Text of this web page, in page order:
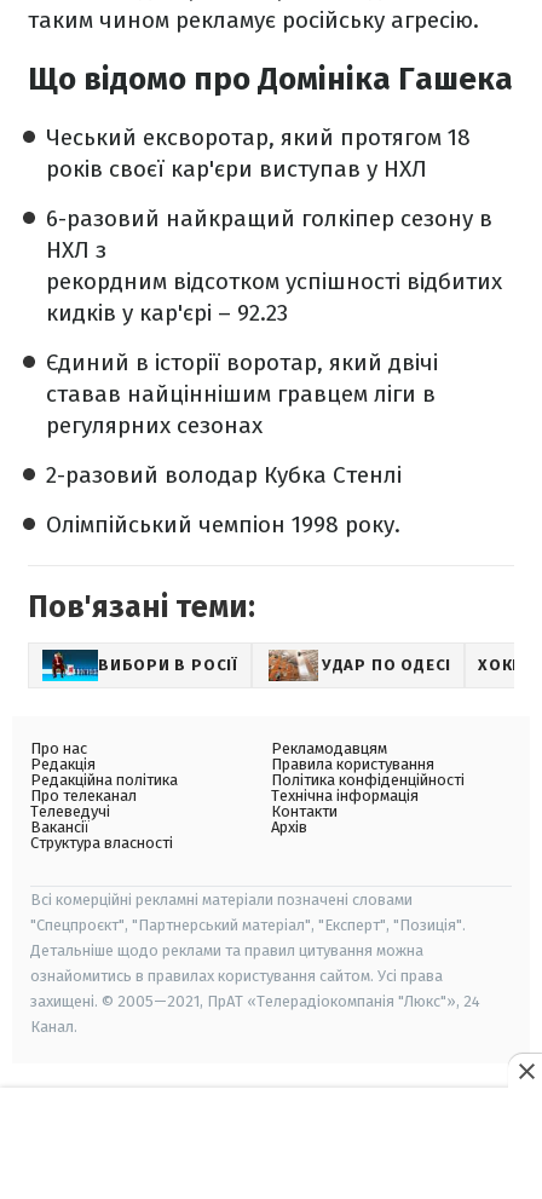
таким чином рекламує російську агресію.
Що відомо про Домініка Гашека
Чеський ексворотар, який протягом 18
років своєї кар'єри виступав у НХЛ
6-разовий найкращий голкіпер сезону в
НХЛ з
рекордним відсотком успішності відбитих
кидків у кар'єрі – 92.23
Єдиний в історії воротар, який двічі
ставав найціннішим гравцем ліги в
регулярних сезонах
2-разовий володар Кубка Стенлі
Олімпійський чемпіон 1998 року.
Пов'язані теми:
ВИБОРИ В РОСІЇ УДАР ПО ОДЕСІ ХОКЕЙ
Про нас
Редакція
Редакційна політика
Про телеканал
Телеведучі
Вакансії
Структура власності
Рекламодавцям
Правила користування
Політика конфіденційності
Технічна інформація
Контакти
Архів
Всі комерційні рекламні матеріали позначені словами
"Спецпроєкт", "Партнерський матеріал", "Експерт", "Позиція".
Детальніше щодо реклами та правил цитування можна
ознайомитись в правилах користування сайтом. Усі права
захищені. © 2005—2021, ПрАТ «Телерадіокомпанія "Люкс"», 24
Канал.